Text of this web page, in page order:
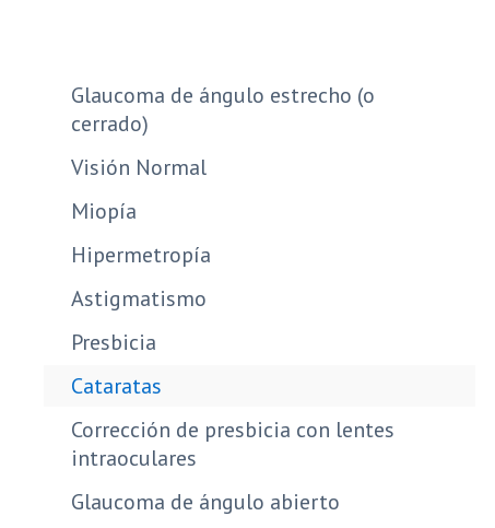
Glaucoma de ángulo estrecho (o
cerrado)
Visión Normal
Miopía
Hipermetropía
Astigmatismo
Presbicia
Cataratas
Corrección de presbicia con lentes
intraoculares
Glaucoma de ángulo abierto